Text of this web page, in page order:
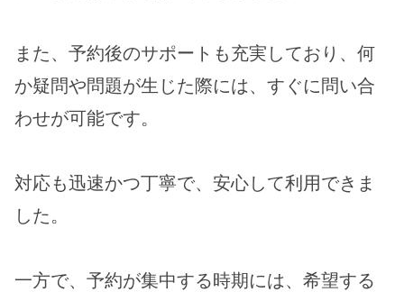
また、予約後のサポートも充実しており、何
か疑問や問題が生じた際には、すぐに問い合
わせが可能です。
対応も迅速かつ丁寧で、安心して利用できま
した。
一方で、予約が集中する時期には、希望する